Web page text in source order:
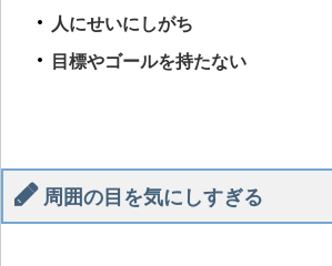
人にせいにしがち
目標やゴールを持たない
周囲の目を気にしすぎる